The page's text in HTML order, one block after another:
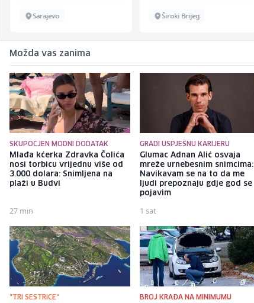
Sarajevo Široki Brijeg
Možda vas zanima
SKUPOCJEN MODNI DODATAK
Mlađa kćerka Zdravka Čolića
nosi torbicu vrijednu više od
3.000 dolara: Snimljena na
plaži u Budvi
27 min
GRADI USPJEŠNU KARIJERU
Glumac Adnan Alić osvaja
mreže urnebesnim snimcima:
Navikavam se na to da me
ljudi prepoznaju gdje god se
pojavim
1 sat
"TRI SESTRICE" BROJ KRAĐA NA MINIMUMU